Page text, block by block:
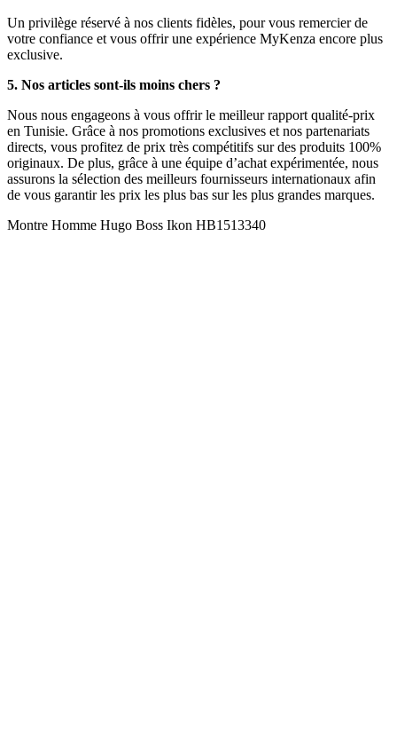
Un privilège réservé à nos clients fidèles, pour vous remercier de
votre confiance et vous offrir une expérience MyKenza encore plus
exclusive.
5. Nos articles sont-ils moins chers ?
Nous nous engageons à vous offrir le meilleur rapport qualité-prix
en Tunisie. Grâce à nos promotions exclusives et nos partenariats
directs, vous profitez de prix très compétitifs sur des produits 100%
originaux. De plus, grâce à une équipe d’achat expérimentée, nous
assurons la sélection des meilleurs fournisseurs internationaux afin
de vous garantir les prix les plus bas sur les plus grandes marques.
Montre Homme Hugo Boss Ikon HB1513340